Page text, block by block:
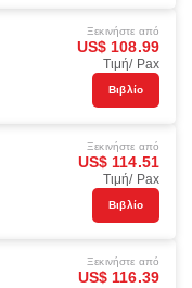
Ξεκινήστε από
US$ 108.99
Τιμή/ Pax
Βιβλίο
Ξεκινήστε από
US$ 114.51
Τιμή/ Pax
Βιβλίο
Ξεκινήστε από
US$ 116.39